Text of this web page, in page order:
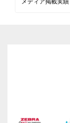
メディア掲載実績